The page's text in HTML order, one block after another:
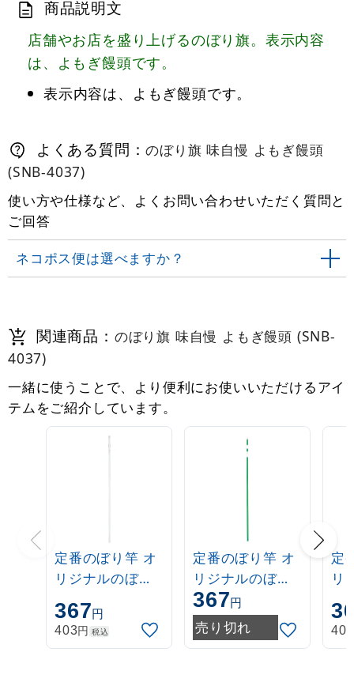
商品説明文
店舗やお店を盛り上げるのぼり旗。表示内容
は、よもぎ饅頭です。
表示内容は、よもぎ饅頭です。
よくある質問：のぼり旗 味自慢 よもぎ饅頭
(SNB-4037)
使い方や仕様など、よくお問い合わせいただく質問と
ご回答
ネコポス便は選べますか？
関連商品： のぼり旗 味自慢 よもぎ饅頭 (SNB-
4037)
一緒に使うことで、より便利にお使いいただけるアイ
テムをご紹介しています。
定番のぼり竿 オ
リジナルのぼり
ポール 1.6～3m
伸縮式 白
(30537***)
367円
403円 税込
定番のぼり竿 オ
リジナルのぼり
ポール 1.6～3m
伸縮式 緑
(30537GRN)
367円
売り切れ
定
リ
ポ
伸
403